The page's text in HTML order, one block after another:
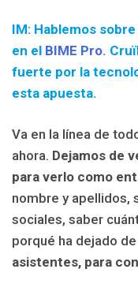
IM: Hablemos
en el BIME Pro.
fuerte por la
esta apuesta.
Va en la línea de
ahora. Dejamos de
para verlo como
nombre y apellidos,
sociales, saber
porqué ha dejado de
asistentes, para